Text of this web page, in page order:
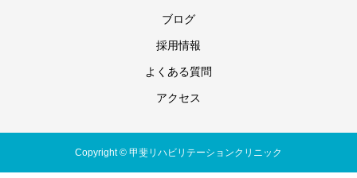
ブログ
採用情報
よくある質問
アクセス
Copyright © 甲斐リハビリテーションクリニック